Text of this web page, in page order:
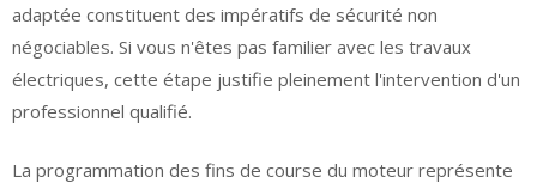
adaptée constituent des impératifs de sécurité non
négociables. Si vous n'êtes pas familier avec les travaux
électriques, cette étape justifie pleinement l'intervention d'un
professionnel qualifié.
La programmation des fins de course du moteur représente